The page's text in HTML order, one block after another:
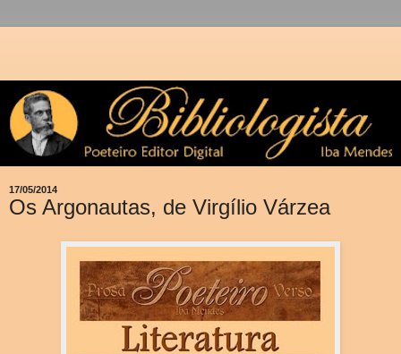
17/05/2014
Os Argonautas, de Virgílio Várzea